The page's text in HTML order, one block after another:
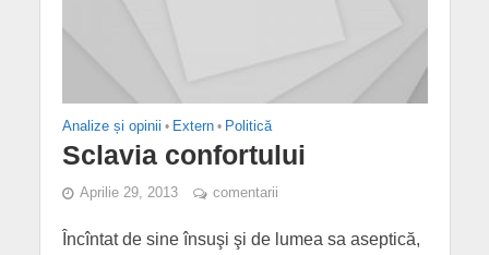
Analize și opinii • Extern • Politică
Sclavia confortului
Aprilie 29, 2013 comentarii
Încîntat de sine însuşi şi de lumea sa aseptică,